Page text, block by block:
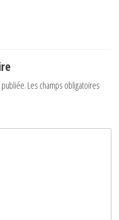
Les champs obligatoires